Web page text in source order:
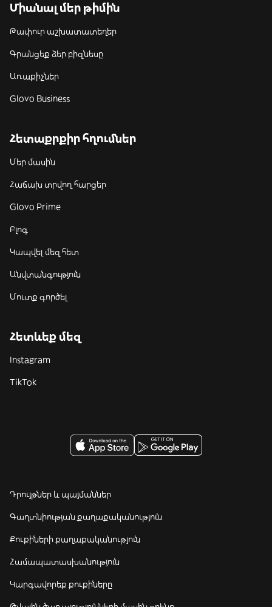
Միանալ մեր թիմին
Թափուր աշխատատեղեր
Գրանցեք ձեր բիզնեսը
Առաքիչներ
Glovo Business
Հետաքրքիր հղումներ
Մեր մասին
Հաճախ տրվող հարցեր
Glovo Prime
Բլոգ
Կապվել մեզ հետ
Անվտանգություն
Մուտք գործել
Հետևեք մեզ
Instagram
TikTok
Դրույթներ և պայմաններ
Գաղտնիության քաղաքականություն
Քուքիների քաղաքականություն
Համապատասխանություն
Կարգավորեք քուքիները